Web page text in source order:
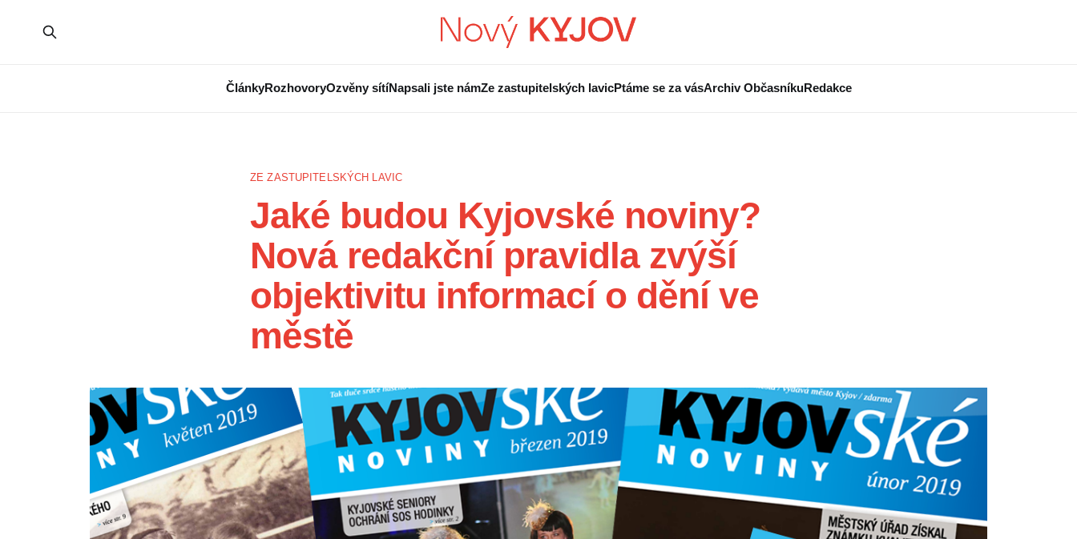
ČlánkyRozhovoryOzvěny sítíNapsali jste námZe zastupitelských lavicPtáme se za vásArchiv ObčasníkuRedakce
ZE ZASTUPITELSKÝCH LAVIC
Jaké budou Kyjovské noviny?
Nová redakční pravidla zvýší
objektivitu informací o dění ve
městě